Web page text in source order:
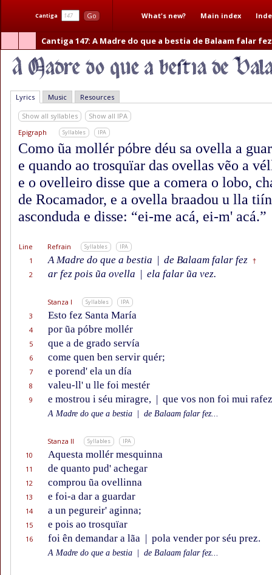
Cantiga Go What's new? Main index
Cantiga 147: A Madre do que a bestia de Balaam falar
Lyrics Music Resources
Show all syllables
Show all IPA
Epigraph
Syllables IPA
Como ũa mollér póbre déu sa ovella a
e quando ao trosquïar das ovellas vẽo a
e o ovelleiro disse que a comera o lobo,
de Rocamador, e a ovella braadou u lla
asconduda e disse: “ei-me acá, ei-m' acá.”
Line Refrain Syllables IPA
1 A Madre do que a bestia | de Balaam falar fez †
2 ar fez pois ũa ovella | ela falar ũa vez.
Stanza I Syllables IPA
3 Esto fez Santa María
4 por ũa póbre mollér
5 que a de grado servía
6 come quen ben servir quér;
7 e porend' ela un día
8 valeu-ll' u lle foi mestér
9 e mostrou i séu miragre, | que vos non foi mui
A Madre do que a bestia de Balaam falar fez...
Stanza II Syllables IPA
10 Aquesta mollér mesquinna
11 de quanto pud' achegar
12 comprou ũa ovellinna
13 e foi-a dar a guardar
14 a un pegureir' aginna;
15 e pois ao trosquïar
16 foi ên demandar a lãa | pola vender por séu prez.
A Madre do que a bestia de Balaam falar fez...